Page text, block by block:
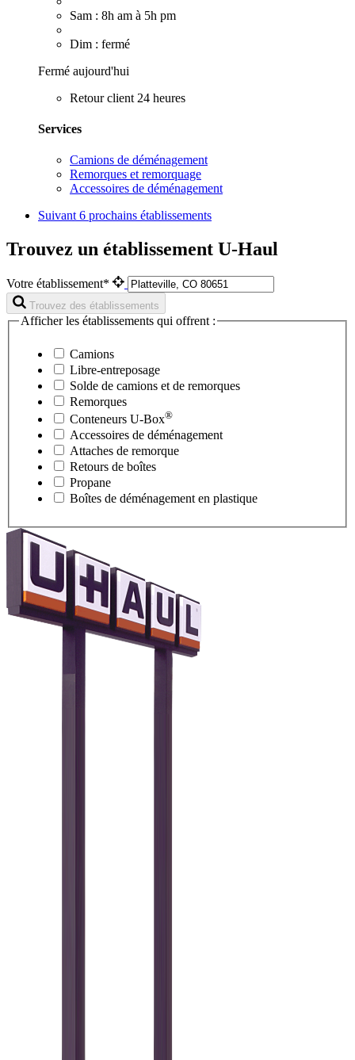
Sam : 8h am à 5h pm
Dim : fermé
Fermé aujourd'hui
Retour client 24 heures
Services
Camions de déménagement
Remorques et remorquage
Accessoires de déménagement
Suivant 6 prochains établissements
Trouvez un établissement U-Haul
Votre établissement*
Trouvez des établissements
Afficher les établissements qui offrent :
Camions
Libre-entreposage
Solde de camions et de remorques
Remorques
Conteneurs U-Box®
Accessoires de déménagement
Attaches de remorque
Retours de boîtes
Propane
Boîtes de déménagement en plastique